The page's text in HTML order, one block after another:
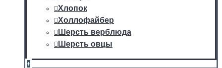
Хлопок
Холлофайбер
Шерсть верблюда
Шерсть овцы
+